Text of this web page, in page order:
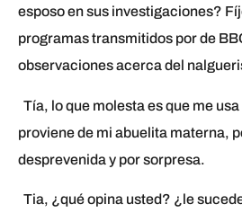
esposo en sus investigaciones?
programas transmitidos por de
observaciones acerca del
Tía, lo que molesta es que me
proviene de mi abuelita materna,
desprevenida y por sorpresa.
Tia, ¿qué opina usted? ¿le